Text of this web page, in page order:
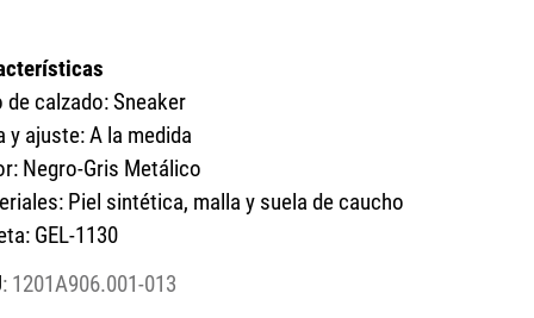
de calzado: Sneaker
y ajuste: A la medida
Negro-Gris Metálico
Piel sintética, malla y suela de caucho
GEL-1130
: 1201A906.001-013